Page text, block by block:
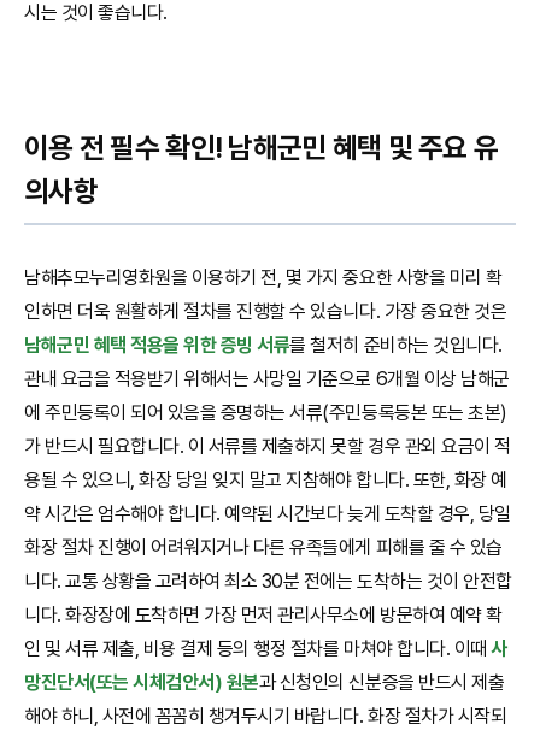
시는 것이 좋습니다.
이용 전 필수 확인! 남해군민 혜택 및 주요 유
의사항
남해추모누리영화원을 이용하기 전, 몇 가지 중요한 사항을 미리 확
인하면 더욱 원활하게 절차를 진행할 수 있습니다. 가장 중요한 것은
남해군민 혜택 적용을 위한 증빙 서류를 철저히 준비하는 것입니다.
관내 요금을 적용받기 위해서는 사망일 기준으로 6개월 이상 남해군
에 주민등록이 되어 있음을 증명하는 서류(주민등록등본 또는 초본)
가 반드시 필요합니다. 이 서류를 제출하지 못할 경우 관외 요금이 적
용될 수 있으니, 화장 당일 잊지 말고 지참해야 합니다. 또한, 화장 예
약 시간은 엄수해야 합니다. 예약된 시간보다 늦게 도착할 경우, 당일
화장 절차 진행이 어려워지거나 다른 유족들에게 피해를 줄 수 있습
니다. 교통 상황을 고려하여 최소 30분 전에는 도착하는 것이 안전합
니다. 화장장에 도착하면 가장 먼저 관리사무소에 방문하여 예약 확
인 및 서류 제출, 비용 결제 등의 행정 절차를 마쳐야 합니다. 이때사
망진단서(또는 시체검안서) 원본과 신청인의 신분증을 반드시 제출
해야 하니, 사전에 꼼꼼히 챙겨두시기 바랍니다. 화장 절차가 시작되